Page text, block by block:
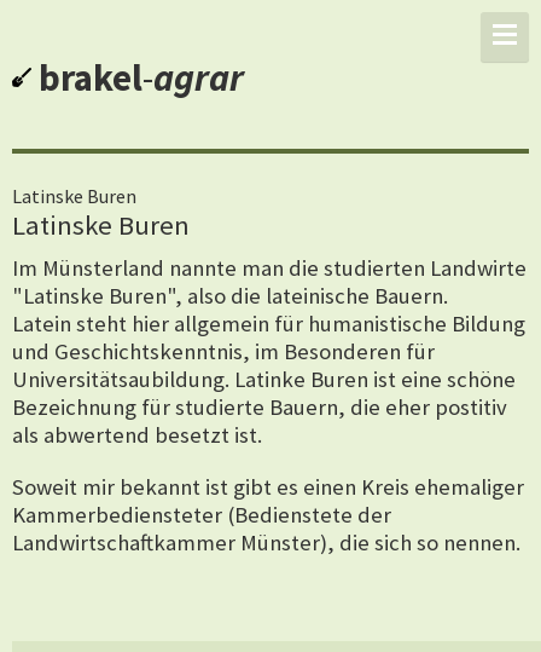
brakel-agrar
Latinske Buren
Latinske Buren
Im Münsterland nannte man die studierten Landwirte
"Latinske Buren", also die lateinische Bauern.
Latein steht hier allgemein für humanistische Bildung
und Geschichtskenntnis, im Besonderen für
Universitätsaubildung. Latinke Buren ist eine schöne
Bezeichnung für studierte Bauern, die eher postitiv
als abwertend besetzt ist.
Soweit mir bekannt ist gibt es einen Kreis ehemaliger
Kammerbediensteter (Bedienstete der
Landwirtschaftkammer Münster), die sich so nennen.